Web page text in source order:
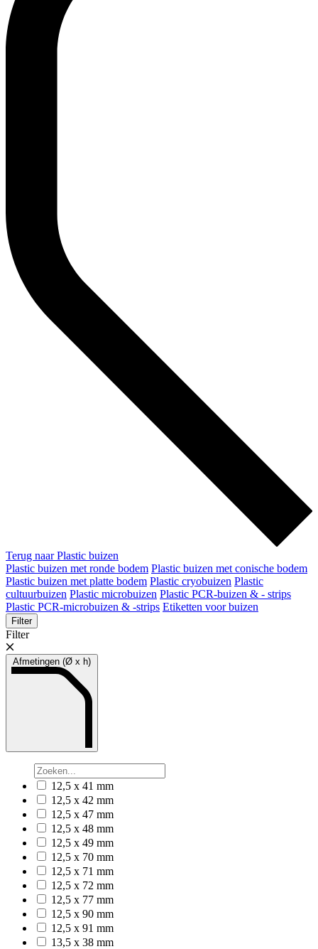
Terug naar Plastic buizen
Plastic buizen met ronde bodem Plastic buizen met conische bodem
Plastic buizen met platte bodem Plastic cryobuizen Plastic
cultuurbuizen Plastic microbuizen Plastic PCR-buizen & - strips
Plastic PCR-microbuizen & -strips Etiketten voor buizen
Filter
Filter
Afmetingen (Ø x h)
12,5 x 41 mm
12,5 x 42 mm
12,5 x 47 mm
12,5 x 48 mm
12,5 x 49 mm
12,5 x 70 mm
12,5 x 71 mm
12,5 x 72 mm
12,5 x 77 mm
12,5 x 90 mm
12,5 x 91 mm
13,5 x 38 mm